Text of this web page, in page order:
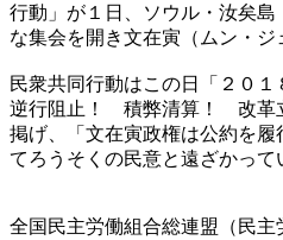
行動」が１日、ソウル・汝矣
な集会を開き文在寅（ムン・ジ
民衆共同行動はこの日「２０
逆行阻止！ 積弊清算！ 改革
掲げ、「文在寅政権は公約を
てろうそくの民意と遠ざかって
全国民主労働組合総連盟（民